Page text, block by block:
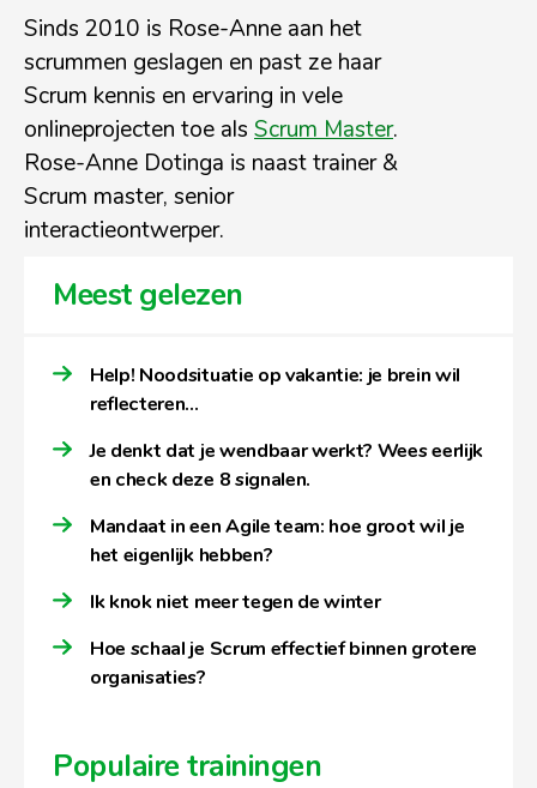
Sinds 2010 is Rose-Anne aan het
scrummen geslagen en past ze haar
Scrum kennis en ervaring in vele
onlineprojecten toe als Scrum Master.
Rose-Anne Dotinga is naast trainer &
Scrum master, senior
interactieontwerper.
Meest gelezen
Help! Noodsituatie op vakantie: je brein wil
reflecteren…
Je denkt dat je wendbaar werkt? Wees eerlijk
en check deze 8 signalen.
Mandaat in een Agile team: hoe groot wil je
het eigenlijk hebben?
Ik knok niet meer tegen de winter
Hoe schaal je Scrum effectief binnen grotere
organisaties?
Populaire trainingen